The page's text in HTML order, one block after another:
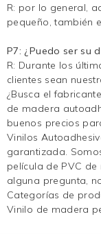
R: por lo general,
pequeño, también
P7: ¿Puedo ser su
R: Durante los
clientes sean
¿Busca el
de madera
buenos precios
Vinilos
garantizada.
película de PVC
alguna pregunta,
Categorías de
Vinilo de madera